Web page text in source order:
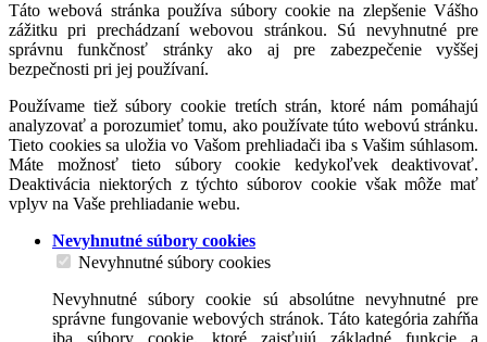
Táto webová stránka používa súbory cookie na zlepšenie Vášho
zážitku pri prechádzaní webovou stránkou. Sú nevyhnutné pre
správnu funkčnosť stránky ako aj pre zabezpečenie vyššej
bezpečnosti pri jej používaní.
Používame tiež súbory cookie tretích strán, ktoré nám pomáhajú
analyzovať a porozumieť tomu, ako používate túto webovú stránku.
Tieto cookies sa uložia vo Vašom prehliadači iba s Vašim súhlasom.
Máte možnosť tieto súbory cookie kedykoľvek deaktivovať.
Deaktivácia niektorých z týchto súborov cookie však môže mať
vplyv na Vaše prehliadanie webu.
Nevyhnutné súbory cookies
Nevyhnutné súbory cookies
Nevyhnutné súbory cookie sú absolútne nevyhnutné pre
správne fungovanie webových stránok. Táto kategória zahŕňa